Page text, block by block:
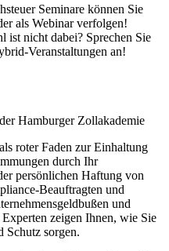
Seminare können Sie
als Webinar verfolgen!
ist nicht dabei? Sprechen Sie
Veranstaltungen an!
Hamburger Zollakademie
roter Faden zur Einhaltung
durch Ihr
persönlichen Haftung von
Beauftragten und
und
zeigen Ihnen, wie Sie
Schutz sorgen.